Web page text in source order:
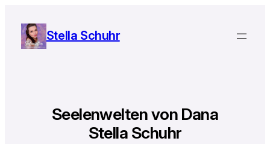
Stella Schuhr
Seelenwelten von Dana
Stella Schuhr